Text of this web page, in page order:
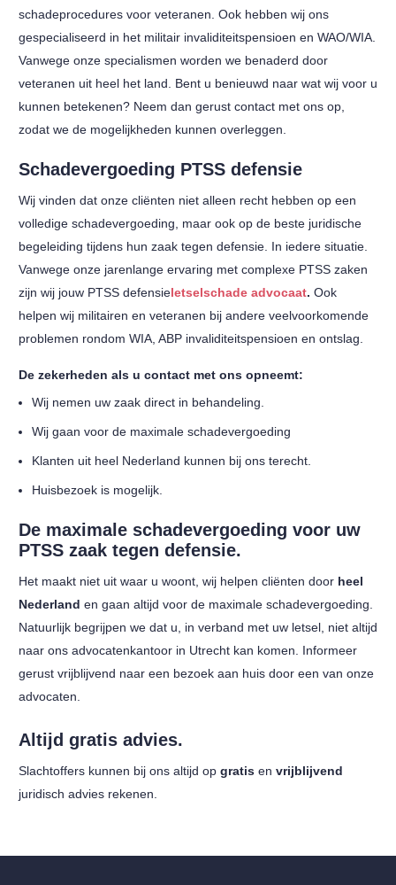
schadeprocedures voor veteranen. Ook hebben wij ons
gespecialiseerd in het militair invaliditeitspensioen en WAO/WIA.
Vanwege onze specialismen worden we benaderd door
veteranen uit heel het land. Bent u benieuwd naar wat wij voor u
kunnen betekenen? Neem dan gerust contact met ons op,
zodat we de mogelijkheden kunnen overleggen.
Schadevergoeding PTSS defensie
Wij vinden dat onze cliënten niet alleen recht hebben op een
volledige schadevergoeding, maar ook op de beste juridische
begeleiding tijdens hun zaak tegen defensie. In iedere situatie.
Vanwege onze jarenlange ervaring met complexe PTSS zaken
zijn wij jouw PTSS defensieletselschade advocaat. Ook
helpen wij militairen en veteranen bij andere veelvoorkomende
problemen rondom WIA, ABP invaliditeitspensioen en ontslag.
De zekerheden als u contact met ons opneemt:
Wij nemen uw zaak direct in behandeling.
Wij gaan voor de maximale schadevergoeding
Klanten uit heel Nederland kunnen bij ons terecht.
Huisbezoek is mogelijk.
De maximale schadevergoeding voor uw
PTSS zaak tegen defensie.
Het maakt niet uit waar u woont, wij helpen cliënten door heel
Nederland en gaan altijd voor de maximale schadevergoeding.
Natuurlijk begrijpen we dat u, in verband met uw letsel, niet altijd
naar ons advocatenkantoor in Utrecht kan komen. Informeer
gerust vrijblijvend naar een bezoek aan huis door een van onze
advocaten.
Altijd gratis advies.
Slachtoffers kunnen bij ons altijd op gratis en vrijblijvend
juridisch advies rekenen.